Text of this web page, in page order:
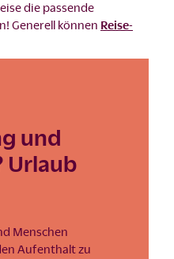
die passende
Generell können Reise-
und
Urlaub
Menschen
Aufenthalt zu